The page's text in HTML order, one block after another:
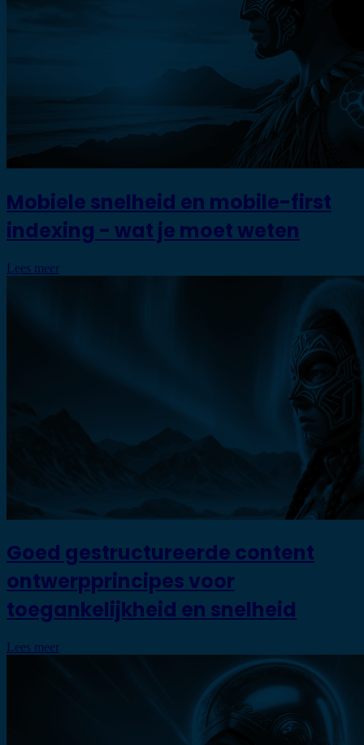
Mobiele snelheid en mobile-first
indexing - wat je moet weten
Lees meer
Goed gestructureerde content
ontwerpprincipes voor
toegankelijkheid en snelheid
Lees meer